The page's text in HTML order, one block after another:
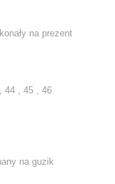
na prezent
44 , 45 , 46
na guzik